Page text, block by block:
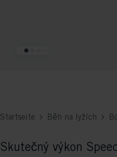
Startseite Běh na lyžích
Skutečný výkon